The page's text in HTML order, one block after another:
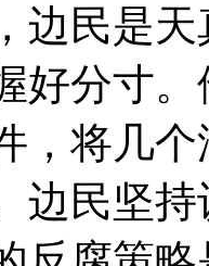
边民是
好分寸
，将几
边民坚